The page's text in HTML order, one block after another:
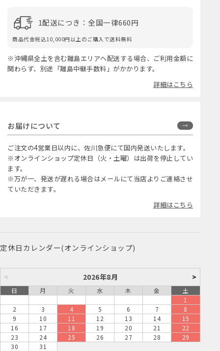
1配送につき：全国一律660円
商品代金税込10,000円以上のご購入で送料無料
※沖縄県全土を含む離島エリアへ配送する場合、ご利用金額に
関わらず、別途「離島中継手数料」がかかります。
詳細はこちら
お届けについて
ご注文の4営業日以内に、佐川急便にて国内発送いたします。
※オンラインショップ定休日（火・土曜）は出荷を停止してい
ます。
※万が一、発送が遅れる場合はメールにて当店よりご連絡させ
ていただきます。
詳細はこちら
定休日カレンダー(オンラインショップ)
< 2026年8月 >
日 月 火 水 木 金
土
1
2
3 4 5 6 7
8
9
10 11 12 13 14
15
16
17 18 19 20 21
22
23
24 25 26 27 28
29
30
31